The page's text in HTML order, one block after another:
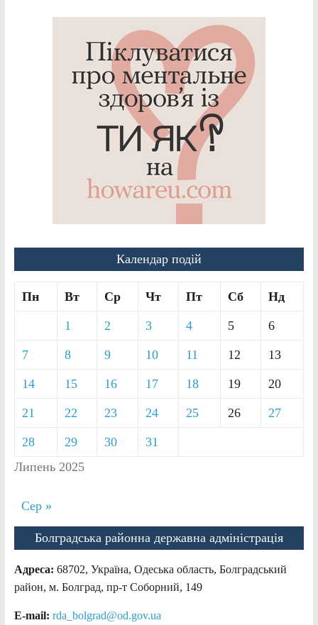
Календар подій
Липень 2025
Пн Вт Ср Чт Пт Сб Нд
1 2 3 4 5 6
7 8 9 10 11 12 13
14 15 16 17 18 19 20
21 22 23 24 25 26 27
28 29 30 31
Сер »
Болградська районна державна адміністрація
Адреса: 68702, Україна, Одеська область, Болградський
район, м. Болград, пр-т Соборний, 149
E-mail: rda_bolgrad@od.gov.ua